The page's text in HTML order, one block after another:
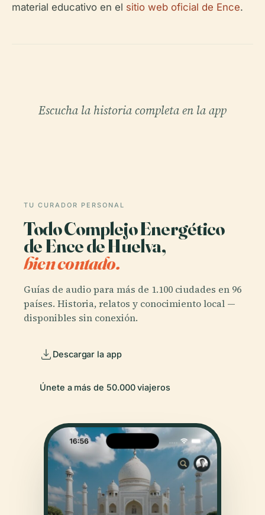
material educativo en el sitio web oficial de Ence.
Escucha la historia completa en la app
TU CURADOR PERSONAL
Todo Complejo Energético
de Ence de Huelva,
bien contado.
Guías de audio para más de 1.100 ciudades en 96
países. Historia, relatos y conocimiento local —
disponibles sin conexión.
Descargar la app
Únete a más de 50.000 viajeros